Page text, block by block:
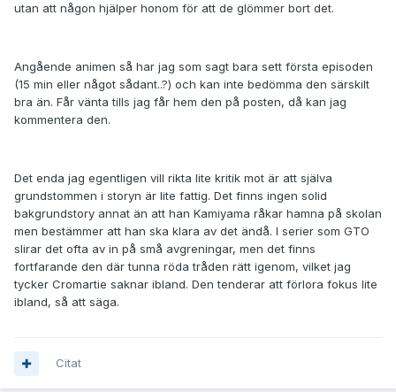
utan att någon hjälper honom för att de glömmer bort det.
Angående animen så har jag som sagt bara sett första episoden
(15 min eller något sådant..?) och kan inte bedömma den särskilt
bra än. Får vänta tills jag får hem den på posten, då kan jag
kommentera den.
Det enda jag egentligen vill rikta lite kritik mot är att själva
grundstommen i storyn är lite fattig. Det finns ingen solid
bakgrundstory annat än att han Kamiyama råkar hamna på skolan
men bestämmer att han ska klara av det ändå. I serier som GTO
slirar det ofta av in på små avgreningar, men det finns
fortfarande den där tunna röda tråden rätt igenom, vilket jag
tycker Cromartie saknar ibland. Den tenderar att förlora fokus lite
ibland, så att säga.
Citat